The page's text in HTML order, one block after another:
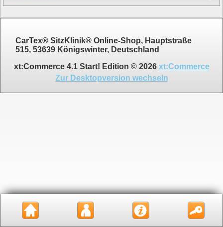
CarTex® SitzKlinik® Online-Shop, Hauptstraße
515, 53639 Königswinter, Deutschland
xt:Commerce 4.1 Start! Edition © 2026 xt:Commerce
Zur Desktopversion wechseln